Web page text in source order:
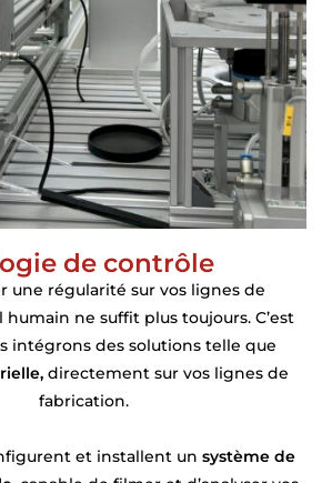
de contrôle
une régularité sur vos lignes de
ne suffit plus toujours. C’est
intégrons des solutions telle que
directement sur vos lignes de
fabrication.
et installent un système de